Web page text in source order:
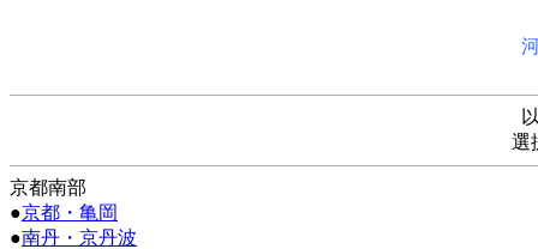
選
京都南部
●京都・亀岡
●南丹・京丹波